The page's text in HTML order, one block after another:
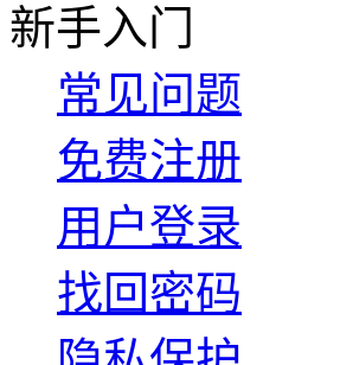
新手入门
常见问题
免费注册
用户登录
找回密码